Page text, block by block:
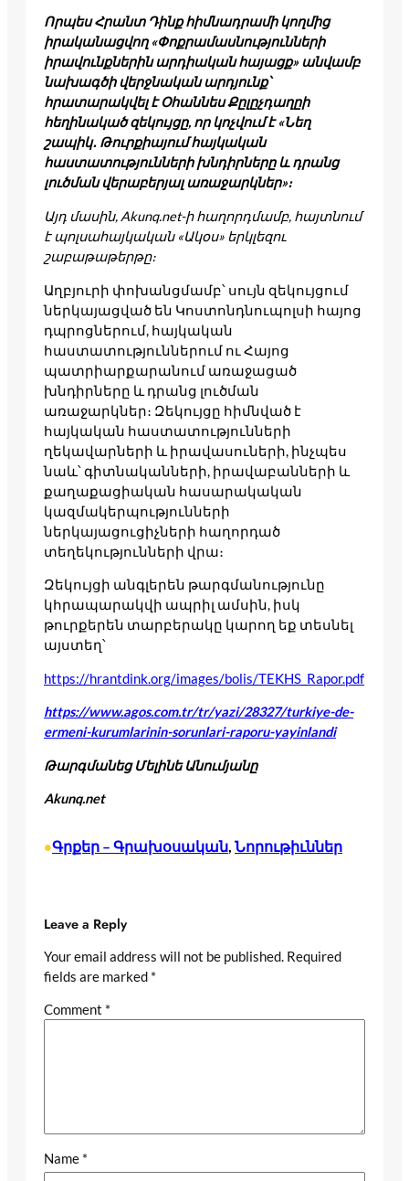
Որպես Հրանտ Դինք հիմնադրամի կողմից
իրականացվող «Փոքրամասնությունների
իրավունքներին արդիական հայացք» անվամբ
նախագծի վերջնական արդյունք՝
հրատարակվել է Օհաննես Քըլըչդաղըի
հեղինակած զեկույցը, որ կոչվում է «Նեղ
շապիկ․ Թուրքիայում հայկական
հաստատությունների խնդիրները և դրանց
լուծման վերաբերյալ առաջարկներ»։
Այդ մասին, Akunq.net-ի հաղորդմամբ, հայտնում
է պոլսահայկական «Ակօս» երկլեզու
շաբաթաթերթը։
Աղբյուրի փոխանցմամբ՝ սույն զեկույցում
ներկայացված են Կոստոնդնուպոլսի հայոց
դպրոցներում, հայկական
հաստատություններում ու Հայոց
պատրիարքարանում առաջացած
խնդիրները և դրանց լուծման
առաջարկներ։ Զեկույցը հիմնված է
հայկական հաստատությունների
ղեկավարների և իրավասուների, ինչպես
նաև՝ գիտնականների, իրավաբանների և
քաղաքացիական հասարակական
կազմակերպությունների
ներկայացուցիչների հաղորդած
տեղեկությունների վրա։
Զեկույցի անգլերեն թարգմանությունը
կհրապարակվի ապրիլ ամսին, իսկ
թուրքերեն տարբերակը կարող եք տեսնել
այստեղ՝
https://hrantdink.org/images/bolis/TEKHS_Rapor.pdf
https://www.agos.com.tr/tr/yazi/28327/turkiye-de-
ermeni-kurumlarinin-sorunlari-raporu-yayinlandi
Թարգմանեց Մելինե Անումյանը
Akunq.net
•Գրքեր – Գրախօսական, Նորութիւններ
Leave a Reply
Your email address will not be published. Required
fields are marked *
Comment *
Name *